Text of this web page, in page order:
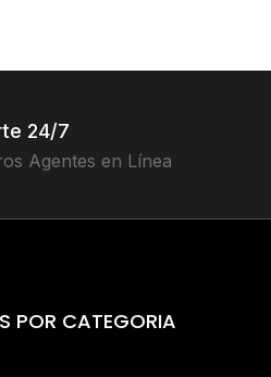
24/7
Agentes en Línea
POR CATEGORIA